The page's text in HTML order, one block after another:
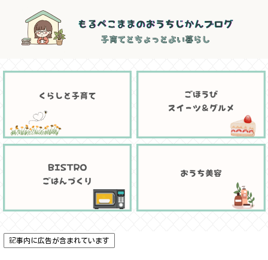
記事内に広告が含まれています